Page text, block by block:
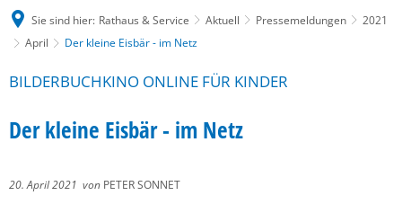
Sie sind hier: Rathaus & Service Aktuell Pressemeldungen
2021
April
Der kleine Eisbär - im Netz
BILDERBUCHKINO ONLINE FÜR KINDER
Der kleine Eisbär - im Netz
20. April 2021 von PETER SONNET